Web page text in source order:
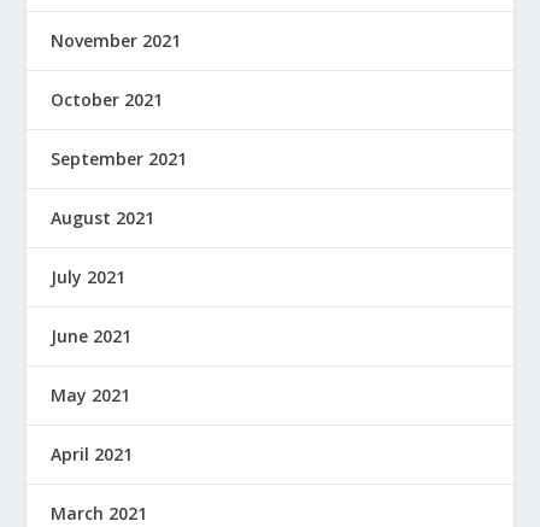
November 2021
October 2021
September 2021
August 2021
July 2021
June 2021
May 2021
April 2021
March 2021